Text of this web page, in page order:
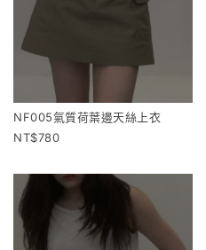
NF005氣質荷葉邊天絲上衣
780